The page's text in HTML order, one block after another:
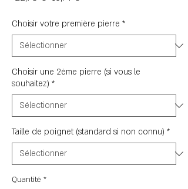
Choisir votre première pierre *
Choisir une 2ème pierre (si vous le
souhaitez) *
Taille de poignet (standard si non connu) *
Quantité *